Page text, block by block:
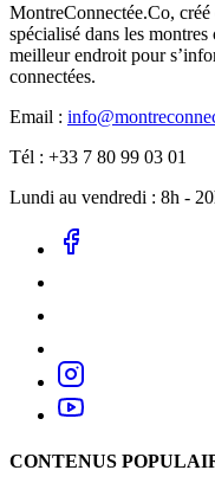
MontreConnectée.Co,
spécialisé dans les
meilleur endroit pour
connectées.
Email :
Tél : +33 7 80 99 03 01
Lundi au vendredi : 8h -
CONTENUS